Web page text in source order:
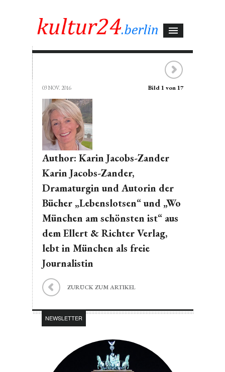
03 NOV. 2016 Bild 1 von 17
Author: Karin Jacobs-Zander
Karin Jacobs-Zander,
Dramaturgin und Autorin der
Bücher „Lebenslotsen“ und „Wo
München am schönsten ist“ aus
dem Ellert & Richter Verlag,
lebt in München als freie
Journalistin
ZURÜCK ZUM ARTIKEL
NEWSLETTER